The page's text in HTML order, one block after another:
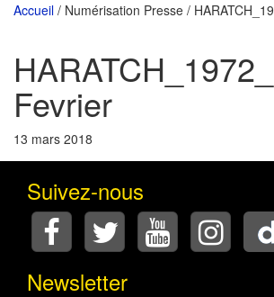
Accueil / Numérisation Presse /
Fevrier
13 mars 2018
Suivez-nous
Newsletter